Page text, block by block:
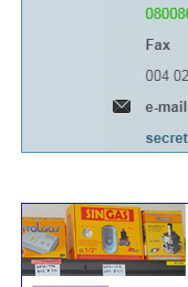
afectați să
bunăvoință”, a
Ghibanu – vicar